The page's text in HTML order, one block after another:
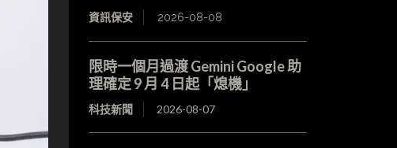
資訊保安 2026-08-08
限時一個月過渡 Gemini Google 助
理確定 9 月 4 日起「熄機」
科技新聞 2026-08-07